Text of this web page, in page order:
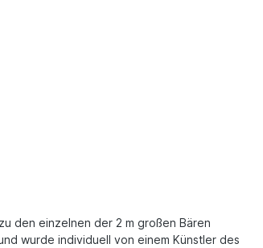
den einzelnen der 2 m großen Bären
wurde individuell von einem Künstler des